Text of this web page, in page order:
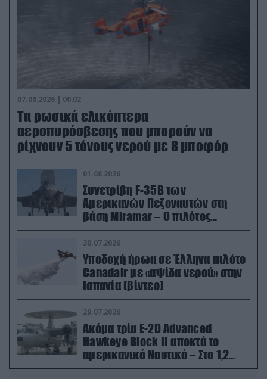
07.08.2026 | 00:02
Τα ρωσικά ελικόπτερα
αεροπυρόσβεσης που μπορούν να
ρίχνουν 5 τόνους νερού με 8 μποφόρ
01.08.2026
Συνετρίβη F-35B των
Αμερικανών Πεζοναυτών στη
βάση Miramar – Ο πιλότος
εκτινάχθηκε εγκαίρως
30.07.2026
Υποδοχή ήρωα σε Έλληνα πιλότο
Canadair με «αψίδα νερού» στην
Ισπανία (βίντεο)
29.07.2026
Ακόμα τρία E-2D Advanced
Hawkeye Block II αποκτά το
αμερικανικό Ναυτικό – Στο 1,2
δισ.δολάρια το κόστος